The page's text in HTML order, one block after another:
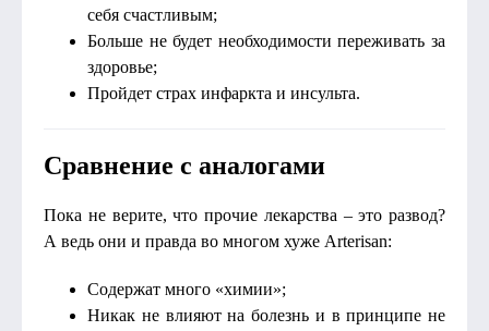
себя счастливым;
Больше не будет необходимости переживать за
здоровье;
Пройдет страх инфаркта и инсульта.
Сравнение с аналогами
Пока не верите, что прочие лекарства – это развод?
А ведь они и правда во многом хуже Arterisan:
Содержат много «химии»;
Никак не влияют на болезнь и в принципе не